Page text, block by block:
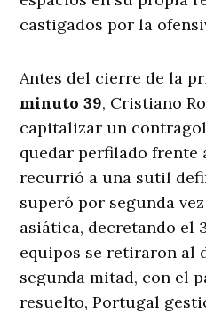
castigados por la
Antes del cierre de la
minuto 39, Cristiano
capitalizar un
quedar perfilado frente
recurrió a una sutil
superó por segunda
asiática, decretando el
equipos se retiraron al
segunda mitad, con el
resuelto, Portugal